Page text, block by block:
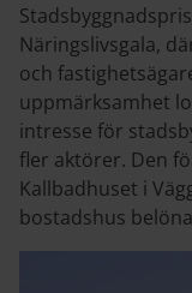
Näringslivsgala,
och
uppmärksamhet
intresse för
fler aktörer. Den
Kallbadhuset i
bostadshus